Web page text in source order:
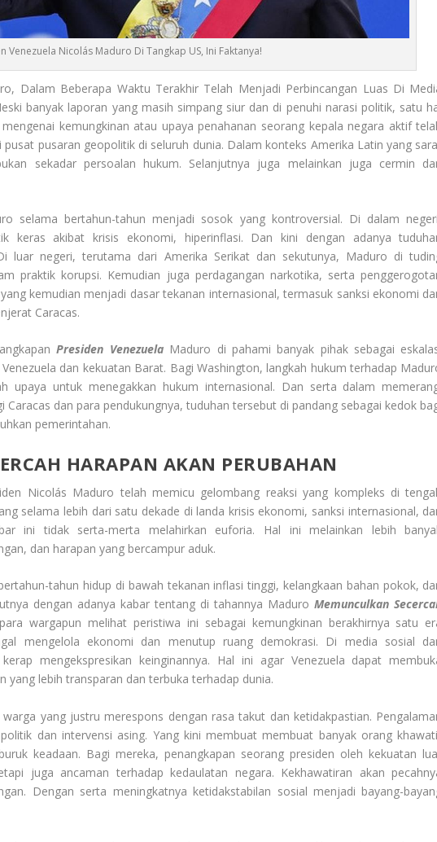
Venezuela Nicolás Maduro Di Tangkap US, Ini Faktanya!
Dalam Beberapa Waktu Terakhir Telah Menjadi Perbincangan Luas Di
banyak laporan yang masih simpang siur dan di penuhi narasi politik, satu
kemungkinan atau upaya penahanan seorang kepala negara aktif
pusaran geopolitik di seluruh dunia. Dalam konteks Amerika Latin yang
sekadar persoalan hukum. Selanjutnya juga melainkan juga cermin
selama bertahun-tahun menjadi sosok yang kontroversial. Di dalam
keras akibat krisis ekonomi, hiperinflasi. Dan kini dengan adanya
luar negeri, terutama dari Amerika Serikat dan sekutunya, Maduro di
praktik korupsi. Kemudian juga perdagangan narkotika, serta
kemudian menjadi dasar tekanan internasional, termasuk sanksi ekonomi
Caracas.
Presiden Venezuela Maduro di pahami banyak pihak sebagai
dan kekuatan Barat. Bagi Washington, langkah hukum terhadap
upaya untuk menegakkan hukum internasional. Dan serta dalam
dan para pendukungnya, tuduhan tersebut di pandang sebagai kedok
pemerintahan.
HARAPAN AKAN PERUBAHAN
Nicolás Maduro telah memicu gelombang reaksi yang kompleks di
selama lebih dari satu dekade di landa krisis ekonomi, sanksi internasional,
ini tidak serta-merta melahirkan euforia. Hal ini melainkan lebih
dan harapan yang bercampur aduk.
tahun hidup di bawah tekanan inflasi tinggi, kelangkaan bahan pokok,
dengan adanya kabar tentang di tahannya MaduroMemunculkan
wargapun melihat peristiwa ini sebagai kemungkinan berakhirnya satu
mengelola ekonomi dan menutup ruang demokrasi. Di media sosial
mengekspresikan keinginannya. Hal ini agar Venezuela dapat
yang lebih transparan dan terbuka terhadap dunia.
yang justru merespons dengan rasa takut dan ketidakpastian.
dan intervensi asing. Yang kini membuat membuat banyak orang
keadaan. Bagi mereka, penangkapan seorang presiden oleh kekuatan
juga ancaman terhadap kedaulatan negara. Kekhawatiran akan
Dengan serta meningkatnya ketidakstabilan sosial menjadi bayang-